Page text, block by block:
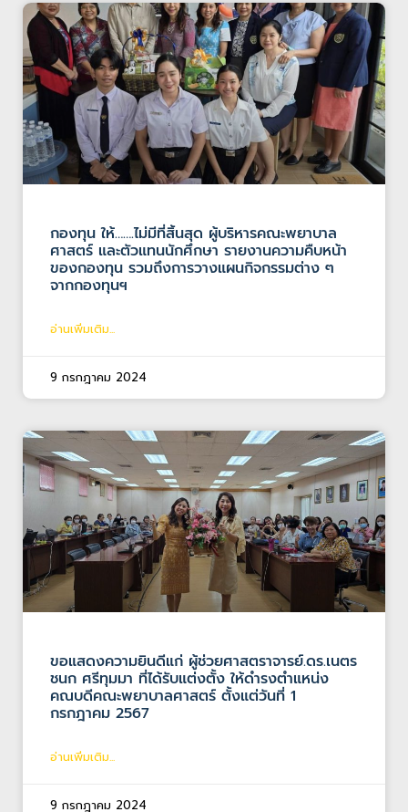
กองทุน ให้…….ไม่มีที่สิ้นสุด ผู้บริหารคณะพยาบาล
ศาสตร์ และตัวแทนนักศึกษา รายงานความคืบหน้า
ของกองทุน รวมถึงการวางแผนกิจกรรมต่าง ๆ
จากกองทุนฯ
อ่านเพิ่มเติม...
9 กรกฎาคม 2024
ขอแสดงความยินดีแก่ ผู้ช่วยศาสตราจารย์.ดร.เนตร
ชนก ศรีทุมมา ที่ได้รับแต่งตั้ง ให้ดำรงตำแหน่ง
คณบดีคณะพยาบาลศาสตร์ ตั้งแต่วันที่ 1
กรกฎาคม 2567
อ่านเพิ่มเติม...
9 กรกฎาคม 2024